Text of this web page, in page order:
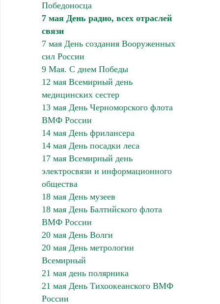
Победоносца
7 мая День радио, всех отраслей
связи
7 мая День создания Вооруженных
сил России
9 Мая. С днем Победы
12 мая Всемирный день
медицинских сестер
13 мая День Черноморского флота
ВМФ России
14 мая День фрилансера
14 мая День посадки леса
17 мая Всемирный день
электросвязи и информационного
общества
18 мая День музеев
18 мая День Балтийского флота
ВМФ России
20 мая День Волги
20 мая День метрологии
Всемирный
21 мая день полярника
21 мая День Тихоокеанского ВМФ
России